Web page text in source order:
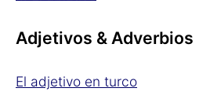
Adjetivos & Adverbios
El adjetivo en turco